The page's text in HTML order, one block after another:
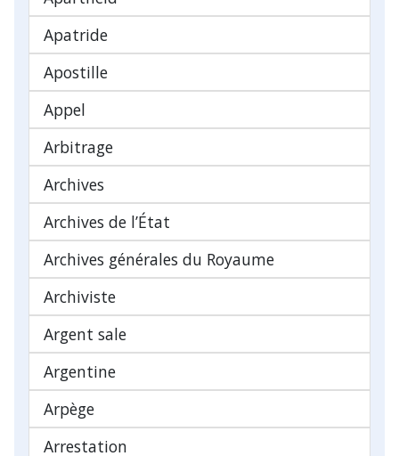
Apatride
Apostille
Appel
Arbitrage
Archives
Archives de l’État
Archives générales du Royaume
Archiviste
Argent sale
Argentine
Arpège
Arrestation